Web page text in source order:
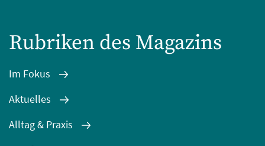
Rubriken des Magazins
Im Fokus
Aktuelles
Alltag & Praxis